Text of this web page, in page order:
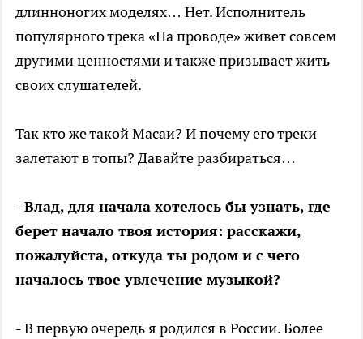
длинноногих моделях… Нет. Исполнитель
популярного трека «На проводе» живет совсем
другими ценностями и также призывает жить
своих слушателей.
Так кто же такой Масаи? И почему его треки
залетают в топы? Давайте разбираться…
- Влад, для начала хотелось бы узнать, где
берет начало твоя история: расскажи,
пожалуйста, откуда ты родом и с чего
началось твое увлечение музыкой?
- В первую очередь я родился в России. Более